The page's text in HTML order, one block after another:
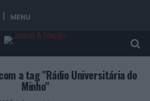
MENU
a tag "Rádio Universitária do
Minho"